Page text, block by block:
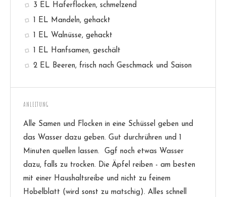
3 EL Haferflocken, schmelzend
1 EL Mandeln, gehackt
1 EL Walnüsse, gehackt
1 EL Hanfsamen, geschält
2 EL Beeren, frisch nach Geschmack und Saison
ANLEITUNG
Alle Samen und Flocken in eine Schüssel geben und
das Wasser dazu geben. Gut durchrühren und 1
Minuten quellen lassen. Ggf noch etwas Wasser
dazu, falls zu trocken. Die Äpfel reiben - am besten
mit einer Haushaltsreibe und nicht zu feinem
Hobelblatt (wird sonst zu matschig). Alles schnell